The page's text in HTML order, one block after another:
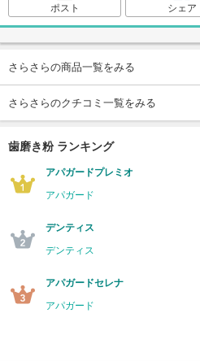
ポスト シェア
さらさらの商品一覧をみる
さらさらのクチコミ一覧をみる
歯磨き粉 ランキング
アパガードプレミオ
アパガード
デンティス
デンティス
アパガードセレナ
アパガード